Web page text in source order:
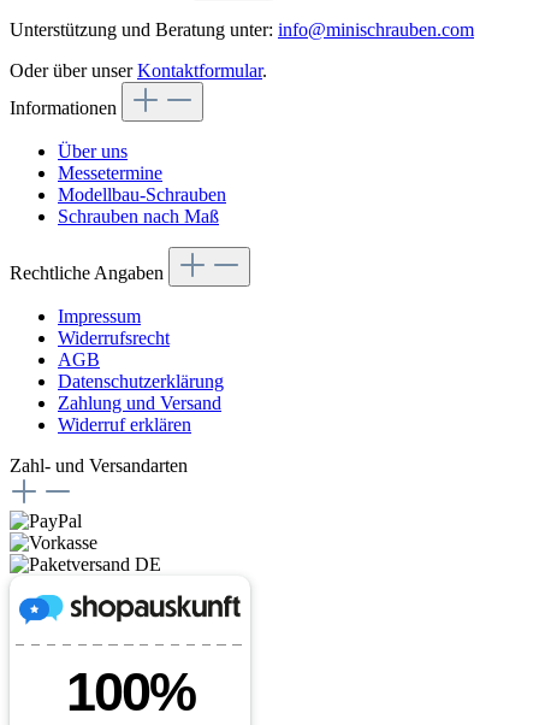
Unterstützung und Beratung unter: info@minischrauben.com
Oder über unserKontaktformular.
Informationen
Über uns
Messetermine
Modellbau-Schrauben
Schrauben nach Maß
Rechtliche Angaben
Impressum
Widerrufsrecht
AGB
Datenschutzerklärung
Zahlung und Versand
Widerruf erklären
Zahl- und Versandarten